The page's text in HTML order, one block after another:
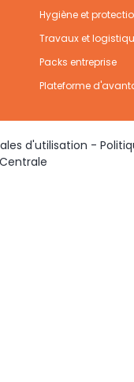
Hygiène et
Travaux et
Packs entreprise
Plateforme
d'utilisation -